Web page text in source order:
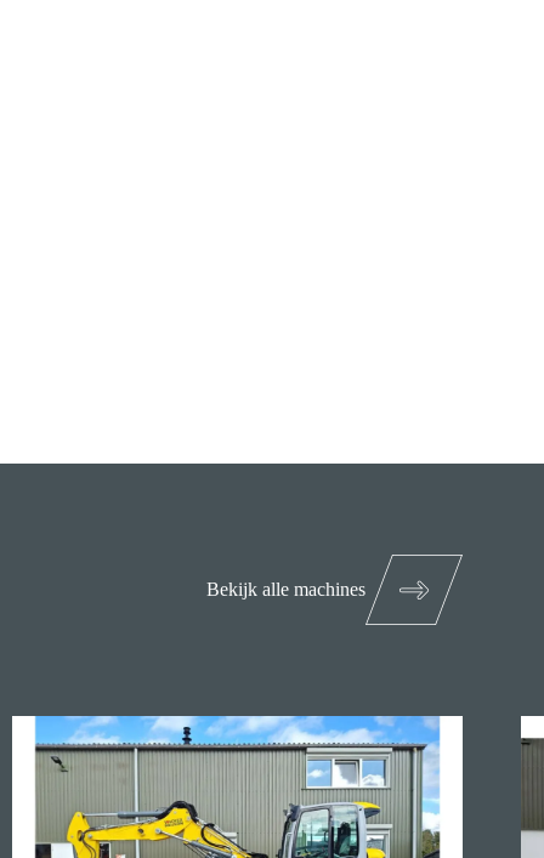
Bekijk alle machines